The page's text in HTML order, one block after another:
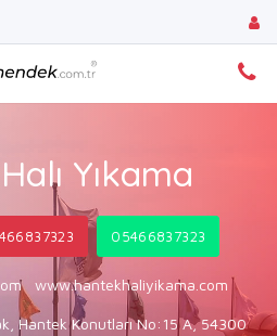
Yıkama
05466837323
www.hantekhaliyikama.com
Hantek Konutları No:15 A, 54300